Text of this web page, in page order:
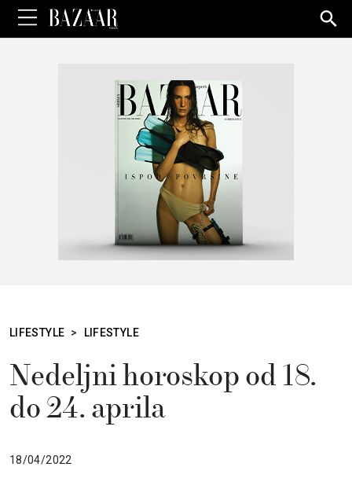
for:
LIFESTYLE > LIFESTYLE
Nedeljni horoskop od 18.
do 24. aprila
18/04/2022